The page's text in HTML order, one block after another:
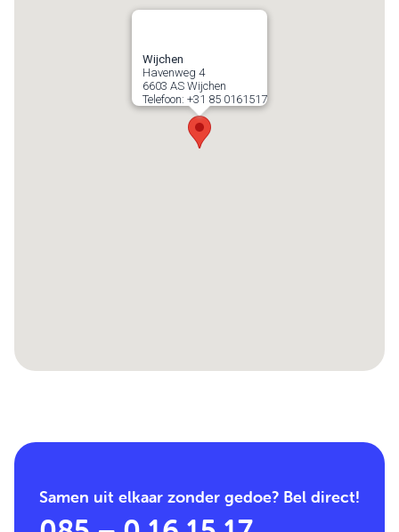
Wijchen
Havenweg 4
6603 AS Wijchen
Telefoon: +31 85 0161517
Samen uit elkaar zonder gedoe? Bel direct!